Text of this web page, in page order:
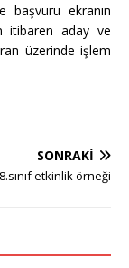
başvuru ekranın
itibaren aday ve
üzerinde işlem
SONRAKI
etkinlik örneği